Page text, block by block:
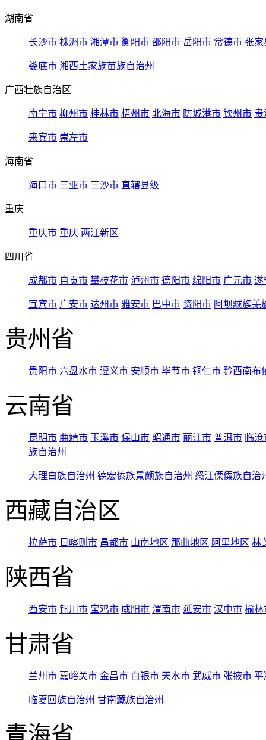
湖南省
长沙市 株洲市 湘潭市 衡阳市 邵阳市 岳阳市 常德市 张家
娄底市 湘西土家族苗族自治州
广西壮族自治区
南宁市 柳州市 桂林市 梧州市 北海市 防城港市 钦州市 贵
来宾市 崇左市
海南省
海口市 三亚市 三沙市 直辖县级
重庆
重庆市 重庆 两江新区
四川省
成都市 自贡市 攀枝花市 泸州市 德阳市 绵阳市 广元市 遂
宜宾市 广安市 达州市 雅安市 巴中市 资阳市 阿坝藏族羌
贵州省
贵阳市 六盘水市 遵义市 安顺市 毕节市 铜仁市 黔西南布
云南省
昆明市 曲靖市 玉溪市 保山市 昭通市 丽江市 普洱市 临
族自治州
大理白族自治州 德宏傣族景颇族自治州 怒江傈僳族自治
西藏自治区
拉萨市 日喀则市 昌都市 山南地区 那曲地区 阿里地区 林
陕西省
西安市 铜川市 宝鸡市 咸阳市 渭南市 延安市 汉中市 榆林
甘肃省
兰州市 嘉峪关市 金昌市 白银市 天水市 武威市 张掖市 平
临夏回族自治州 甘南藏族自治州
青海省